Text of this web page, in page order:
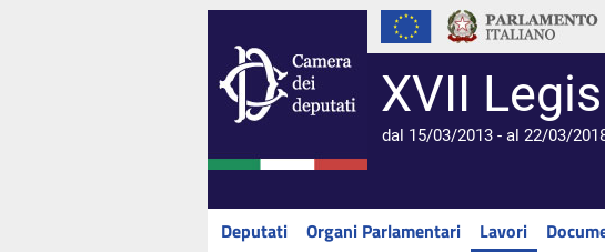
XVII
dal 15/03/2013 - al 22/03/
Deputati Organi Parlamentari Lavori